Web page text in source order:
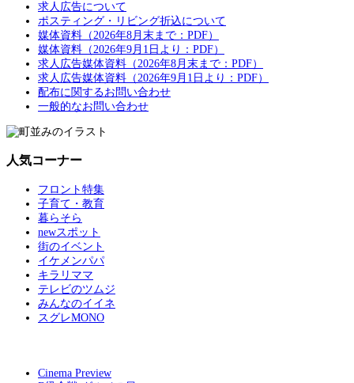
求人広告について
ポスティング・リビング折込について
媒体資料（2026年8月末まで：PDF）
媒体資料（2026年9月1日より：PDF）
求人広告媒体資料（2026年8月末まで：PDF）
求人広告媒体資料（2026年9月1日より：PDF）
配布に関するお問い合わせ
一般的なお問い合わせ
人気コーナー
フロント特集
子育て・教育
暮らそら
newスポット
街のイベント
イケメンパパ
キラリママ
テレビのツムジ
みんなのイイネ
スグレMONO
Cinema Preview